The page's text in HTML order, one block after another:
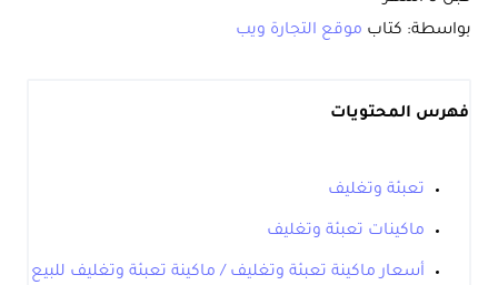
بواسطة: كتاب موقع التجارة ويب
فهرس المحتويات
تعبئة وتغليف
ماكينات تعبئة وتغليف
أسعار ماكينة تعبئة وتغليف / ماكينة تعبئة وتغليف للبيع